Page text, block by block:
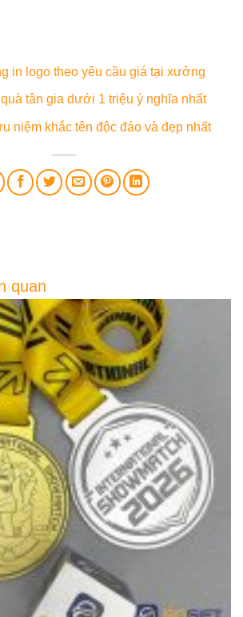
in logo theo yêu cầu giá tại xưởng
tân gia dưới 1 triệu ý nghĩa nhất
niệm khắc tên độc đáo và đẹp nhất
quan